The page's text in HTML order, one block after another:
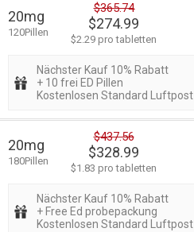
20mg
120Pillen
$365.74
$274.99
$2.29 pro tabletten
Nächster Kauf 10% Rabatt
+ 10 frei ED Pillen
Kostenlosen Standard Luftpost
20mg
180Pillen
$437.56
$328.99
$1.83 pro tabletten
Nächster Kauf 10% Rabatt
+ Free Ed probepackung
Kostenlosen Standard Luftpost